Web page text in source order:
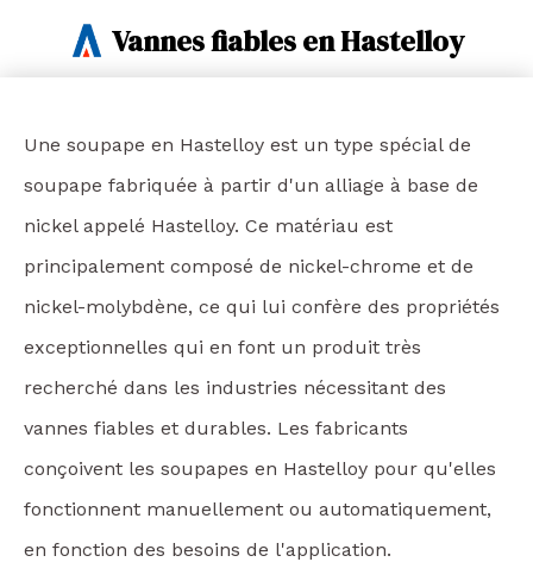
Vannes fiables en Hastelloy
Une soupape en Hastelloy est un type spécial de
soupape fabriquée à partir d'un alliage à base de
nickel appelé Hastelloy. Ce matériau est
principalement composé de nickel-chrome et de
nickel-molybdène, ce qui lui confère des propriétés
exceptionnelles qui en font un produit très
recherché dans les industries nécessitant des
vannes fiables et durables. Les fabricants
conçoivent les soupapes en Hastelloy pour qu'elles
fonctionnent manuellement ou automatiquement,
en fonction des besoins de l'application.